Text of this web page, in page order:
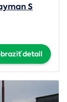
S
detail